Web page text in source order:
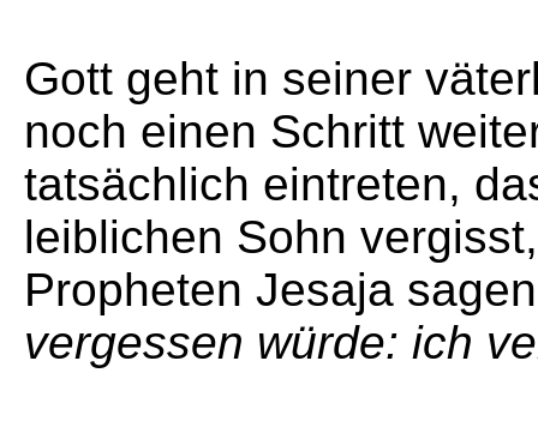
Gott geht in seiner
noch einen Schritt
tatsächlich eintreten,
leiblichen Sohn
Propheten Jesaja
vergessen würde: ich